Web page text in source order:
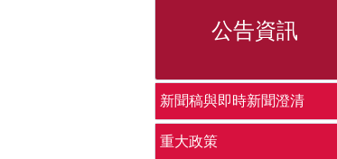
公告資訊
新聞稿與即時新聞澄清
重大政策